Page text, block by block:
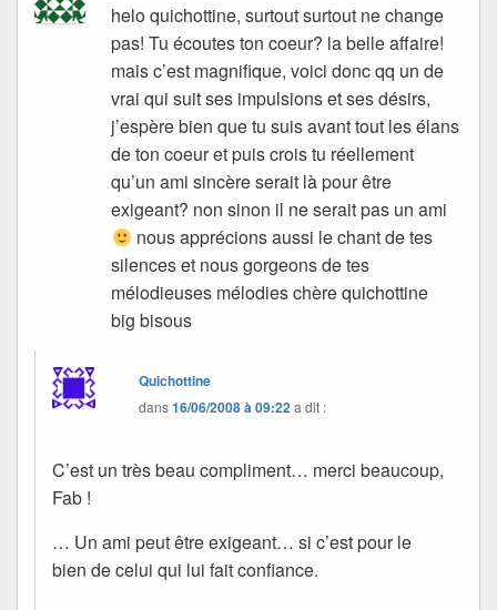
helo quichottine, surtout surtout ne change
pas! Tu écoutes ton coeur? la belle affaire!
mais c’est magnifique, voici donc qq un de
vrai qui suit ses impulsions et ses désirs,
j’espère bien que tu suis avant tout les élans
de ton coeur et puis crois tu réellement
qu’un ami sincère serait là pour être
exigeant? non sinon il ne serait pas un ami
nous apprécions aussi le chant de tes
silences et nous gorgeons de tes
mélodieuses mélodies chère quichottine
big bisous
Quichottine
dans16/06/2008 à 09:22a dit :
C’est un très beau compliment… merci beaucoup,
Fab !
… Un ami peut être exigeant… si c’est pour le
bien de celui qui lui fait confiance.